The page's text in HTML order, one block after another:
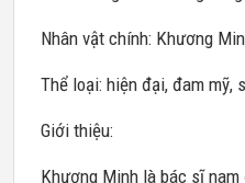
Nhân vật chính: Khương
Thể loại: hiện đại, đam mỹ,
Giới thiệu:
Khương Minh là bác sĩ